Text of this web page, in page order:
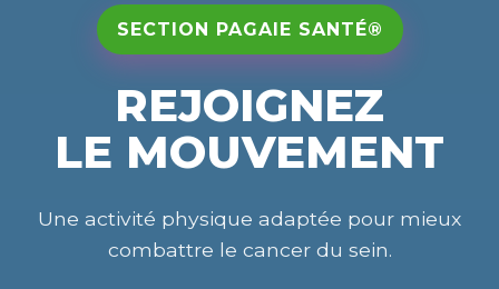
SECTION PAGAIE SANTÉ®
REJOIGNEZ
LE MOUVEMENT
Une activité physique adaptée pour mieux
combattre le cancer du sein.